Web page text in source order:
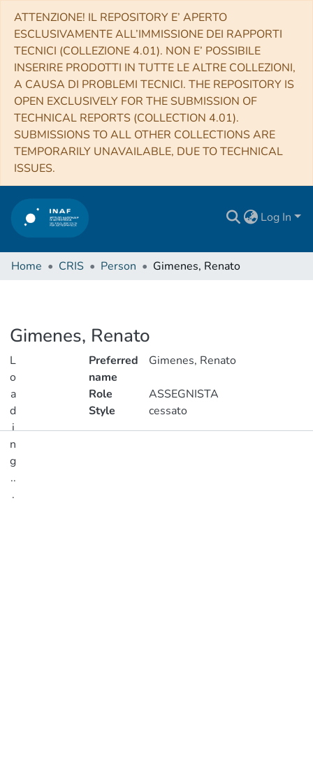
ATTENZIONE! IL REPOSITORY E’ APERTO
ESCLUSIVAMENTE ALL’IMMISSIONE DEI RAPPORTI
TECNICI (COLLEZIONE 4.01). NON E’ POSSIBILE
INSERIRE PRODOTTI IN TUTTE LE ALTRE COLLEZIONI,
A CAUSA DI PROBLEMI TECNICI. THE REPOSITORY IS
OPEN EXCLUSIVELY FOR THE SUBMISSION OF
TECHNICAL REPORTS (COLLECTION 4.01).
SUBMISSIONS TO ALL OTHER COLLECTIONS ARE
TEMPORARILY UNAVAILABLE, DUE TO TECHNICAL
ISSUES.
Log In
Home CRIS Person Gimenes, Renato
Gimenes, Renato
L
o
a
d
i
n
g
..
.
Preferred
name
Gimenes, Renato
Role
ASSEGNISTA
Style
cessato